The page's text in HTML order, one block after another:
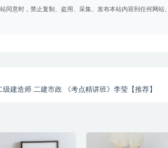
同意时，禁止复制、盗用、采集、发布本站内容到任何网站
级建造师 二建市政 《考点精讲班》李莹【推荐】